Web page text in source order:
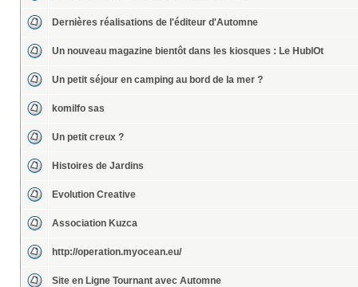
Dernières réalisations de l'éditeur d'Automne
Un nouveau magazine bientôt dans les kiosques : Le HublOt
Un petit séjour en camping au bord de la mer ?
komilfo sas
Un petit creux ?
Histoires de Jardins
Evolution Creative
Association Kuzca
http://operation.myocean.eu/
Site en Ligne Tournant avec Automne